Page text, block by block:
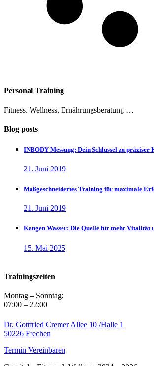
Personal Training
Fitness, Wellness, Ernährungsberatung …
Blog posts
INBODY Messung: Dein Schlüssel zu präziser
21. Juni 2019
Maßgeschneidertes Training für maximale
21. Juni 2019
Kangen Wasser: Die Quelle für mehr Vitalität
15. Mai 2025
Trainingszeiten
Montag – Sonntag:
07:00 – 22:00
Dr. Gottfried Cremer Allee 10 /Halle 1
50226 Frechen
Termin Vereinbaren